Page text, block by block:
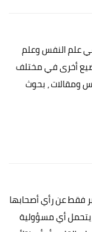
علم النفس وعلم
أخرى في مختلف
ومقالات ، بحوث
فقط عن رأي أصحابها
يتحمل أي مسؤولية